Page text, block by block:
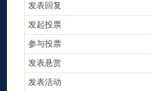
发表回复
发起投票
参与投票
发表悬赏
发表活动